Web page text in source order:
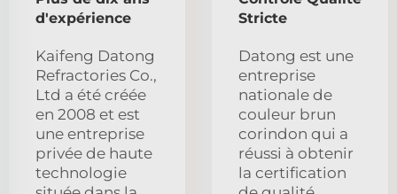
d'expérience
Kaifeng Datong
Refractories Co.,
Ltd a été créée
en 2008 et est
une entreprise
privée de haute
technologie
Stricte
Datong est une
entreprise
nationale de
couleur brun
corindon qui a
réussi à obtenir
la certification